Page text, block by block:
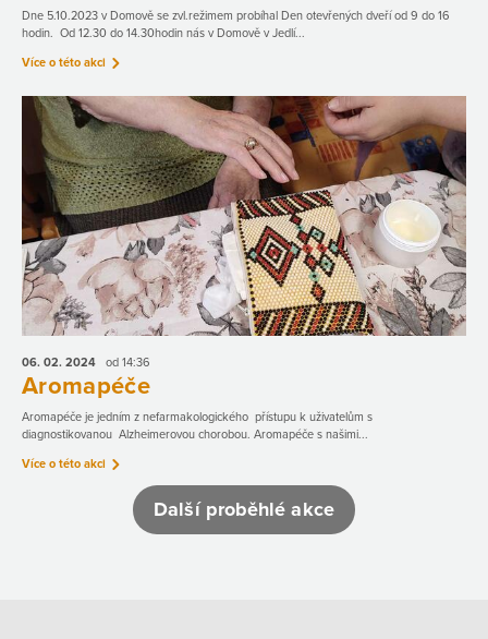
Dne 5.10.2023 v Domově se zvl.režimem probíhal Den otevřených dveří od 9 do 16
hodin. Od 12.30 do 14.30hodin nás v Domově v Jedlí...
Více o této akci
06. 02. 2024 od 14:36
Aromapéče
Aromapéče je jedním z nefarmakologického přístupu k uživatelům s
diagnostikovanou Alzheimerovou chorobou. Aromapéče s našimi...
Více o této akci
Další proběhlé akce